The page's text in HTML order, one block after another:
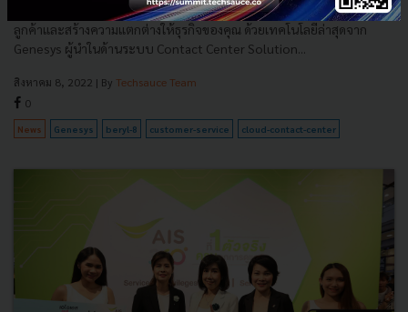
พูดคุยเจาะลึกแนวทางการนำ AI มาใช้ในธุรกิจเพื่อยกระดับการบริการ
ลูกค้าและสร้างความแตกต่างให้ธุรกิจของคุณ ด้วยเทคโนโลยีล่าสุดจาก
Genesys ผู้นำในด้านระบบ Contact Center Solution...
สิงหาคม 8, 2022 | By Techsauce Team
0
News Genesys beryl-8 customer-service cloud-contact-center